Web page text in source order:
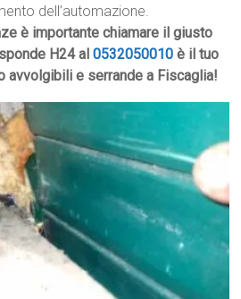
dell’automazione.
è importante chiamare il giusto
H24 al0532050010 è il tuo
avvolgibili e serrande a Fiscaglia!